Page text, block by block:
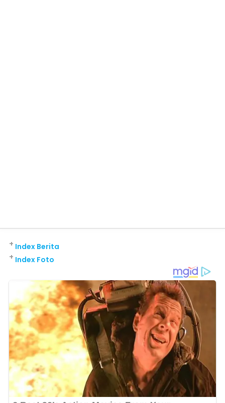
Index Berita
+
Index Foto
+